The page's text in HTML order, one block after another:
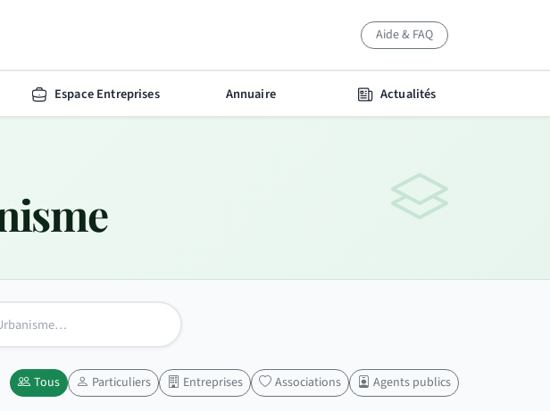
Aide & FAQ
Espace Entreprises Annuaire Actualités
Tous Particuliers Entreprises Associations Agents publics